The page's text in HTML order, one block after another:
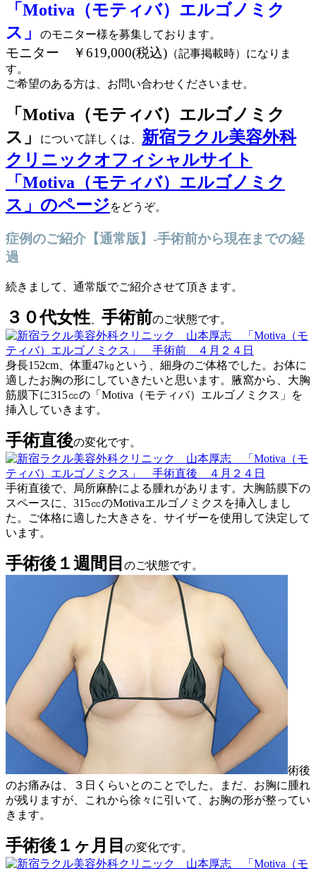
「Motiva（モティバ）エルゴノミク
ス」
のモニター様を募集しております。
モニター ￥619,000(税込) （記事掲載時）になりま
す。
ご希望のある方は、お問い合わせくださいませ。
「Motiva（モティバ）エルゴノミク
ス」
について詳しくは、 新宿ラクル美容外科
クリニックオフィシャルサイト
「Motiva（モティバ）エルゴノミク
ス」のページをどうぞ。
症例のご紹介【通常版】-手術前から現在までの経
過
続きまして、通常版でご紹介させて頂きます。
３０代女性 手術前のご状態です。
身長152cm、体重47㎏という、細身のご体格でした。お体に
適したお胸の形にしていきたいと思います。腋窩から、大胸
筋膜下に315㏄の「Motiva（モティバ）エルゴノミクス」を
挿入していきます。
手術直後の変化です。
手術直後で、局所麻酔による腫れがあります。大胸筋膜下の
スペースに、315㏄のMotivaエルゴノミクスを挿入しまし
た。ご体格に適した大きさを、サイザーを使用して決定して
います。
手術後１週間目 のご状態です。
術後
のお痛みは、３日くらいとのことでした。まだ、お胸に腫れ
が残りますが、これから徐々に引いて、お胸の形が整ってい
きます。
手術後１ヶ月目 の変化です。